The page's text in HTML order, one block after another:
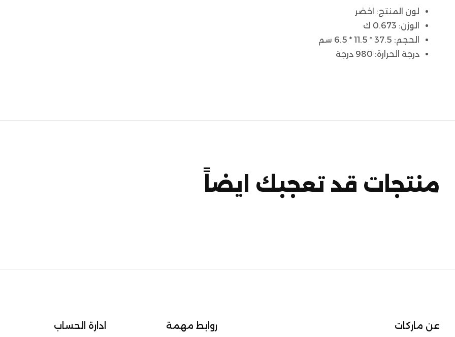
لون المنتج: اخضر
الوزن: 0.673 ك
الحجم: 37.5 * 11.5 * 6.5 سم
درجة الحرارة: 980 درجة
منتجات قد تعجبك ايضاً
عن ماركات روابط مهمة ادارة الحساب